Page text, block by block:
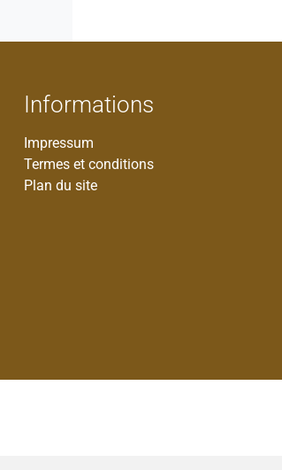
Informations
Impressum
Termes et conditions
Plan du site